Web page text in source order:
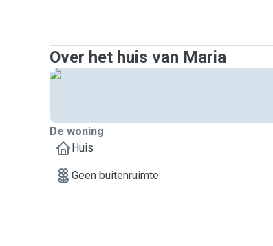
Over het huis van Maria
De woning
Huis
Geen buitenruimte